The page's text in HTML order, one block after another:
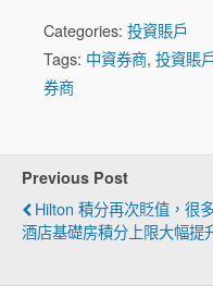
Categories: 投資賬戶
Tags: 中資券商, 投資賬
券商
Previous Post
Hilton 積分再次貶值，很
酒店基礎房積分上限大幅提